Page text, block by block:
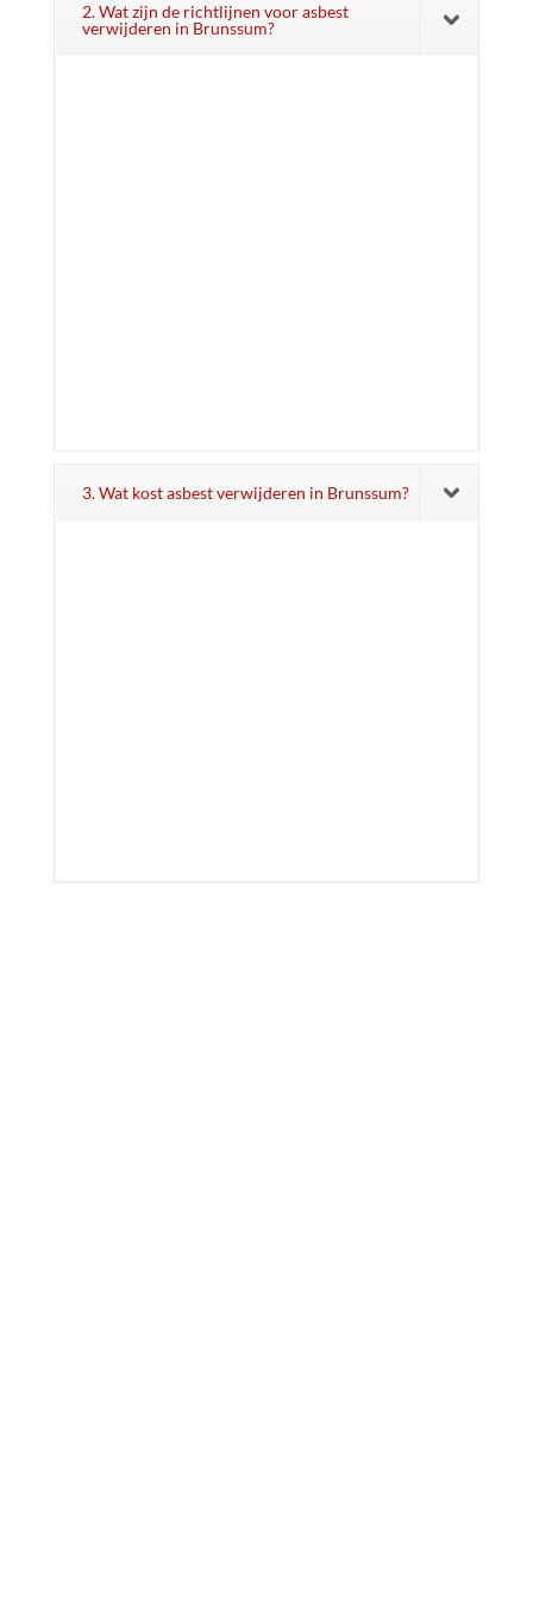
2. Wat zijn de richtlijnen voor asbest
verwijderen in Brunssum?
3. Wat kost asbest verwijderen in Brunssum?